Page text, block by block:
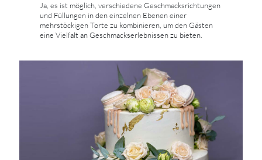
Ja, es ist möglich, verschiedene Geschmacksrichtungen
und Füllungen in den einzelnen Ebenen einer
mehrstöckigen Torte zu kombinieren, um den Gästen
eine Vielfalt an Geschmackserlebnissen zu bieten.